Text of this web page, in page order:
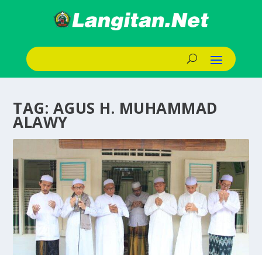
TAG: AGUS H. MUHAMMAD
ALAWY